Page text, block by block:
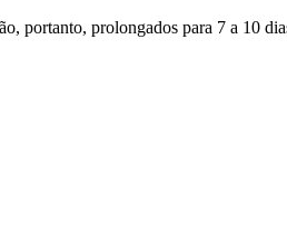
portanto, prolongados para 7 a 10